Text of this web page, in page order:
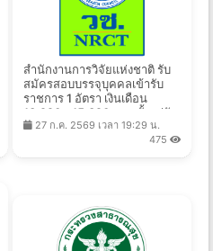
สำนักงานการวิจัยแห่งชาติ รับ
สมัครสอบบรรจุบุคคลเข้ารับ
ราชการ 1 อัตรา เงินเดือน
13,920 - 15,320 บาท ตั้งแต่วัน
ที่ 6 - 27 ส.ค. 2569
27 ก.ค. 2569 เวลา 19:29 น.
475